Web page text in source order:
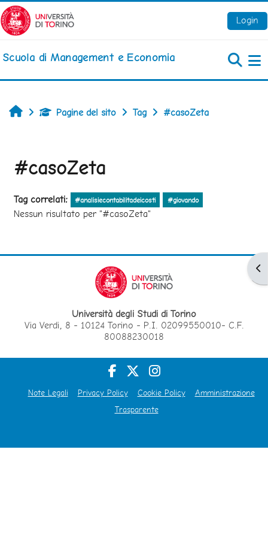
Vai al contenuto principale
Login
Scuola di Management e Economia
HomePagine del sito Tag #casoZeta
#casoZeta
Tag correlati: #analisiecontabilitadeicosti #giovando
Nessun risultato per "#casoZeta"
Università degli Studi di Torino
Via Verdi, 8 - 10124 Torino - P.I. 02099550010- C.F.
80088230018
Note Legali Privacy Policy Cookie Policy
Amministrazione
Trasparente